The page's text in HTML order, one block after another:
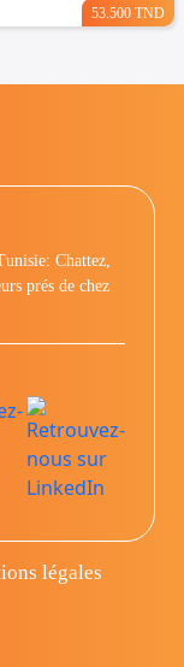
53.500 TND
Chattez,
prés de chez
légales